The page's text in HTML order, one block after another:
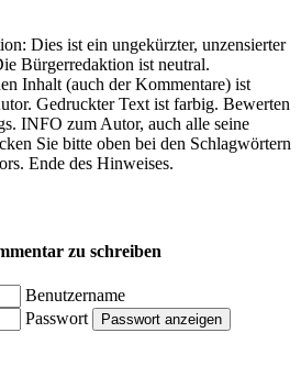
Dies ist ein ungekürzter, unzensierter
Bürgerredaktion ist neutral.
Inhalt (auch der Kommentare) ist
Gedruckter Text ist farbig. Bewerten
INFO zum Autor, auch alle seine
Sie bitte oben bei den Schlagwörtern
Ende des Hinweises.
zu schreiben
Benutzername
Passwort
Passwort anzeigen